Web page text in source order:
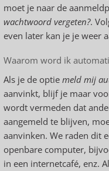
moet je naar de
wachtwoord vergeten?.
even later kan je je weer
Waarom word ik
Als je de optie meld mij
aanvinkt, blijf je maar
wordt vermeden dat
aangemeld te blijven,
aanvinken. We raden dit
openbare computer,
in een internetcafé, enz.